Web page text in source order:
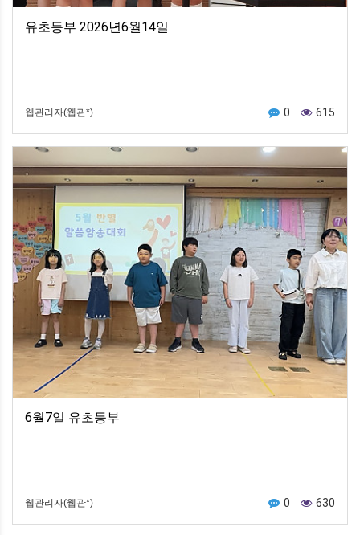
유초등부 2026년6월14일
웹관리자(웹관*) 0 615
6월7일 유초등부
웹관리자(웹관*) 0 630